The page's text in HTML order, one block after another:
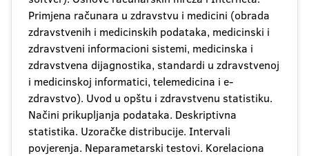
Primjena računara u zdravstvu i medicini (obrada
zdravstvenih i medicinskih podataka, medicinski i
zdravstveni informacioni sistemi, medicinska i
zdravstvena dijagnostika, standardi u zdravstvenoj
i medicinskoj informatici, telemedicina i e-
zdravstvo). Uvod u opštu i zdravstvenu statistiku.
Načini prikupljanja podataka. Deskriptivna
statistika. Uzoračke distribucije. Intervali
povjerenja. Neparametarski testovi. Korelaciona